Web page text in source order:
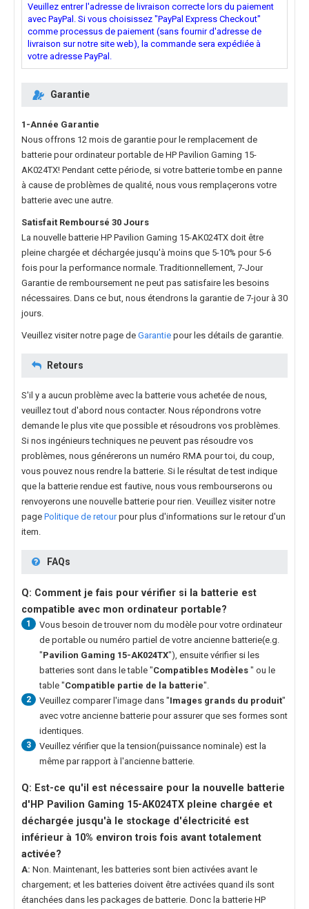
Veuillez entrer l'adresse de livraison correcte lors du paiement
avec PayPal. Si vous choisissez "PayPal Express Checkout"
comme processus de paiement (sans fournir d'adresse de
livraison sur notre site web), la commande sera expédiée à
votre adresse PayPal.
Garantie
1-Année Garantie
Nous offrons 12 mois de garantie pour le remplacement de
batterie pour ordinateur portable de HP Pavilion Gaming 15-
AK024TX! Pendant cette période, si votre batterie tombe en panne
à cause de problèmes de qualité, nous vous remplaçerons votre
batterie avec une autre.
Satisfait Remboursé 30 Jours
La nouvelle batterie HP Pavilion Gaming 15-AK024TX doit être
pleine chargée et déchargée jusqu'à moins que 5-10% pour 5-6
fois pour la performance normale. Traditionnellement, 7-Jour
Garantie de remboursement ne peut pas satisfaire les besoins
nécessaires. Dans ce but, nous étendrons la garantie de 7-jour à 30
jours.
Veuillez visiter notre page de Garantie pour les détails de garantie.
Retours
S'il y a aucun problème avec la batterie vous achetée de nous,
veuillez tout d'abord nous contacter. Nous répondrons votre
demande le plus vite que possible et résoudrons vos problèmes.
Si nos ingénieurs techniques ne peuvent pas résoudre vos
problèmes, nous générerons un numéro RMA pour toi, du coup,
vous pouvez nous rendre la batterie. Si le résultat de test indique
que la batterie rendue est fautive, nous vous rembourserons ou
renvoyerons une nouvelle batterie pour rien. Veuillez visiter notre
page Politique de retourpour plus d'informations sur le retour d'un
item.
FAQs
Q: Comment je fais pour vérifier si la batterie est
compatible avec mon ordinateur portable?
1
Vous besoin de trouver nom du modèle pour votre ordinateur
de portable ou numéro partiel de votre ancienne batterie(e.g.
"Pavilion Gaming 15-AK024TX"), ensuite vérifier si les
batteries sont dans le table "Compatibles Modèles " ou le
table "Compatible partie de la batterie".
2 Veuillez comparer l'image dans "Images grands du produit"
avec votre ancienne batterie pour assurer que ses formes sont
identiques.
3
Veuillez vérifier que la tension(puissance nominale) est la
même par rapport à l'ancienne batterie.
Q: Est-ce qu'il est nécessaire pour la nouvelle batterie
d'HP Pavilion Gaming 15-AK024TX pleine chargée et
déchargée jusqu'à le stockage d'électricité est
inférieur à 10% environ trois fois avant totalement
activée?
A: Non. Maintenant, les batteries sont bien activées avant le
chargement; et les batteries doivent être activées quand ils sont
étanchées dans les packages de batterie. Donc la batterie HP